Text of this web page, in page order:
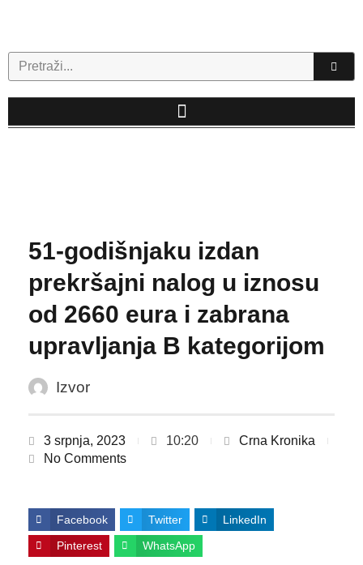
Search
51-godišnjaku izdan
prekršajni nalog u iznosu
od 2660 eura i zabrana
upravljanja B kategorijom
Izvor
3 srpnja, 2023 10:20
Crna Kronika
No Comments
Facebook Twitter LinkedIn
Pinterest WhatsApp